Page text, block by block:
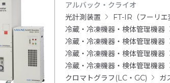
アルバック・クライオ
光計測装置
FT-IR（フーリエ
冷蔵・冷凍機器・検体管理機器
冷蔵・冷凍機器・検体管理機器
冷蔵・冷凍機器・検体管理機器
冷蔵・冷凍機器・検体管理機器
クロマトグラフ(LC・GC)
ガ